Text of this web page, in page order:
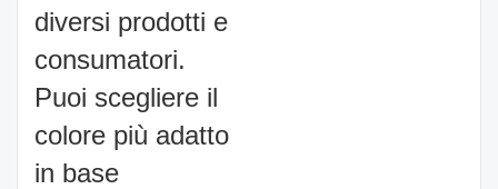
diversi prodotti e
consumatori.
Puoi scegliere il
colore più adatto
in base